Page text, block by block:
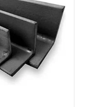
productos